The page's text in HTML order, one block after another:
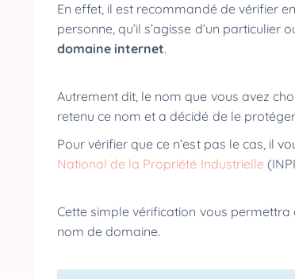
En effet, il est recommandé de vérifier
personne, qu’il s’agisse d’un particulier
domaine internet.
Autrement dit, le nom que vous avez
retenu ce nom et a décidé de le
Pour vérifier que ce n’est pas le cas, il
National de la Propriété Industrielle
Cette simple vérification vous
nom de domaine.